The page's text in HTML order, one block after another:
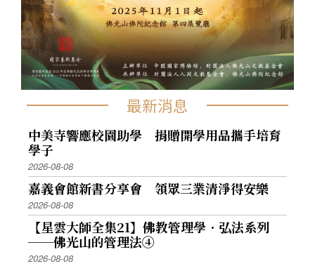
最新消息
中美寺響應校園助學 捐贈開學用品攜手培育
學子
2026-08-08
嘉義會館新書分享會 領眾三業清淨得安樂
2026-08-08
【星雲大師全集21】佛教管理學．弘法系列
──佛光山的管理法④
2026-08-08